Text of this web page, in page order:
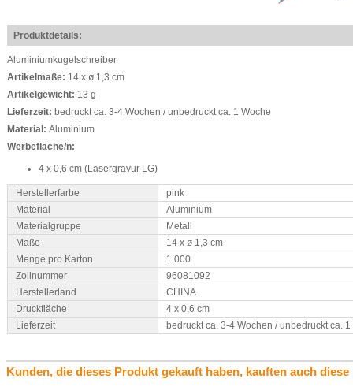
Produktdetails:
Aluminiumkugelschreiber
Artikelmaße: 14 x ø 1,3 cm
Artikelgewicht: 13 g
Lieferzeit: bedruckt ca. 3-4 Wochen / unbedruckt ca. 1 Woche
Material: Aluminium
Werbefläche/n:
4 x 0,6 cm (Lasergravur LG)
Herstellerfarbe
pink
Material
Aluminium
Materialgruppe
Metall
Maße
14 x ø 1,3 cm
Menge pro Karton
1.000
Zollnummer
96081092
Herstellerland
CHINA
Druckfläche
4 x 0,6 cm
Lieferzeit
bedruckt ca. 3-4 Wochen / unbedruckt ca. 1
Kunden, die dieses Produkt gekauft haben, kauften auch